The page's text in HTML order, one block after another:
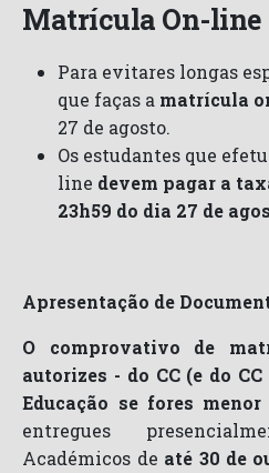
Matrícula On-line
Para evitares longas
que faças a matrícula
27 de agosto.
Os estudantes que
line devem pagar a
23h59 do dia 27 de
Apresentação de
O comprovativo de
autorizes - do CC (e do
Educação se fores
entregues
Académicos de até 30 de